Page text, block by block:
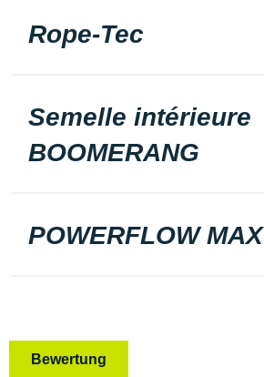
Rope-Tec
Semelle intérieure
BOOMERANG
POWERFLOW MAX
Bewertung